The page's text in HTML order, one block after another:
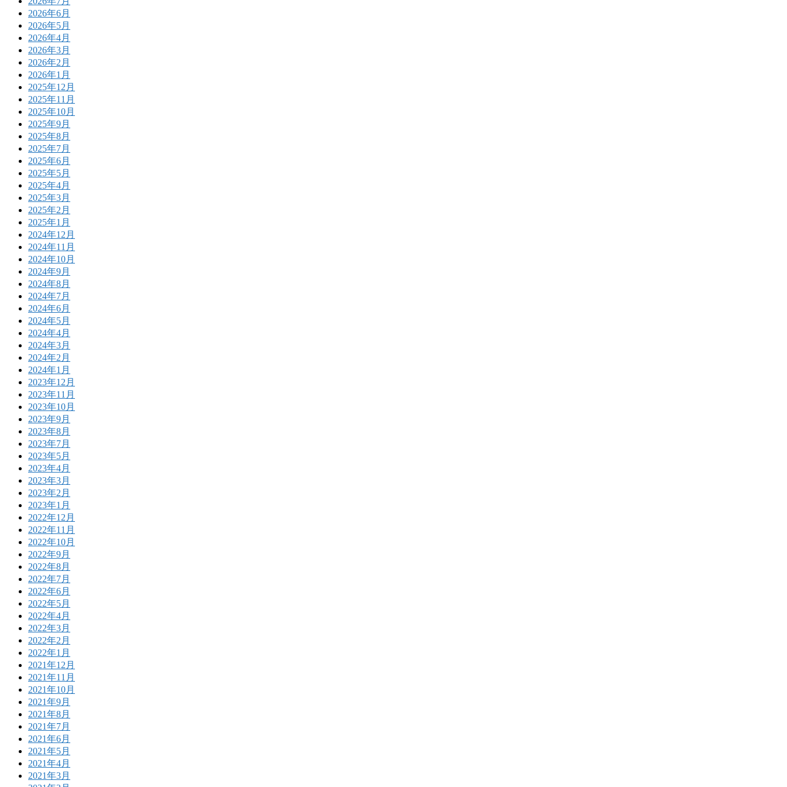
2026年6月
2026年5月
2026年4月
2026年3月
2026年2月
2026年1月
2025年12月
2025年11月
2025年10月
2025年9月
2025年8月
2025年7月
2025年6月
2025年5月
2025年4月
2025年3月
2025年2月
2025年1月
2024年12月
2024年11月
2024年10月
2024年9月
2024年8月
2024年7月
2024年6月
2024年5月
2024年4月
2024年3月
2024年2月
2024年1月
2023年12月
2023年11月
2023年10月
2023年9月
2023年8月
2023年7月
2023年5月
2023年4月
2023年3月
2023年2月
2023年1月
2022年12月
2022年11月
2022年10月
2022年9月
2022年8月
2022年7月
2022年6月
2022年5月
2022年4月
2022年3月
2022年2月
2022年1月
2021年12月
2021年11月
2021年10月
2021年9月
2021年8月
2021年7月
2021年6月
2021年5月
2021年4月
2021年3月